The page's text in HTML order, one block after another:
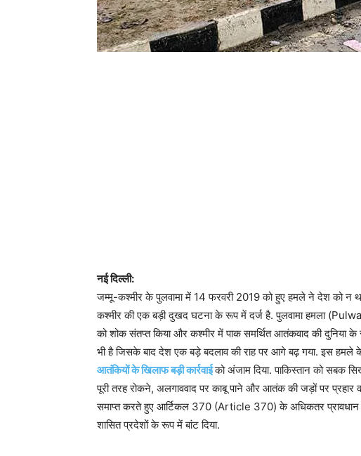
नई दिल्ली:
जम्मू-कश्मीर के पुलवामा में 14 फरवरी 2019 को हुए हमले ने देश को न
कश्मीर की एक बड़ी दुखद घटना के रूप में दर्ज है. पुलवामा हमला
को शोक संतप्त किया और कश्मीर में पाक समर्थित आतंकवाद की दुनिया
भी है जिसके बाद देश एक बड़े बदलाव की राह पर आगे बढ़ गया. इस हमले
आतंकियों के खिलाफ बड़ी कार्रवाईको अंजाम दिया. पाकिस्तान को सबक
पूरी तरह रोकने, अलगाववाद पर काबू पाने और आतंक की जड़ों पर
समाप्त करते हुए आर्टिकल 370 (Article 370) के अधिकतर प्रावधान
शासित प्रदेशों के रूप में बांट दिया.